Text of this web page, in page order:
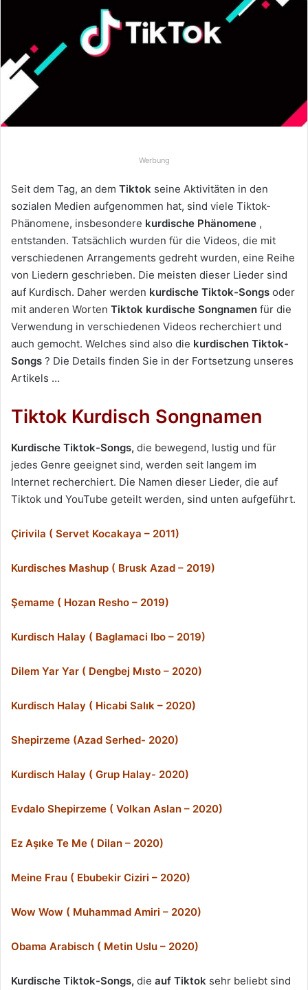
e
i
Werbung
Seit dem Tag, an dem Tiktok seine Aktivitäten in den
sozialen Medien aufgenommen hat, sind viele Tiktok-
Phänomene, insbesondere kurdische Phänomene ,
entstanden. Tatsächlich wurden für die Videos, die mit
verschiedenen Arrangements gedreht wurden, eine Reihe
von Liedern geschrieben. Die meisten dieser Lieder sind
auf Kurdisch. Daher werden kurdische Tiktok-Songs oder
mit anderen Worten Tiktok kurdische Songnamen für die
Verwendung in verschiedenen Videos recherchiert und
auch gemocht. Welches sind also die kurdischen Tiktok-
Songs ? Die Details finden Sie in der Fortsetzung unseres
Artikels …
Tiktok Kurdisch Songnamen
Kurdische Tiktok-Songs, die bewegend, lustig und für
jedes Genre geeignet sind, werden seit langem im
Internet recherchiert. Die Namen dieser Lieder, die auf
Tiktok und YouTube geteilt werden, sind unten aufgeführt.
Çirivila ( Servet Kocakaya – 2011)
Kurdisches Mashup ( Brusk Azad – 2019)
Şemame ( Hozan Resho – 2019)
Kurdisch Halay ( Baglamaci Ibo – 2019)
Dilem Yar Yar ( Dengbej Mısto – 2020)
Kurdisch Halay ( Hicabi Salık – 2020)
Shepirzeme (Azad Serhed- 2020)
Kurdisch Halay ( Grup Halay- 2020)
Evdalo Shepirzeme ( Volkan Aslan – 2020)
Ez Aşıke Te Me ( Dilan – 2020)
Meine Frau ( Ebubekir Ciziri – 2020)
Wow Wow ( Muhammad Amiri – 2020)
Obama Arabisch ( Metin Uslu – 2020)
Kurdische Tiktok-Songs, die auf Tiktok sehr beliebt sind